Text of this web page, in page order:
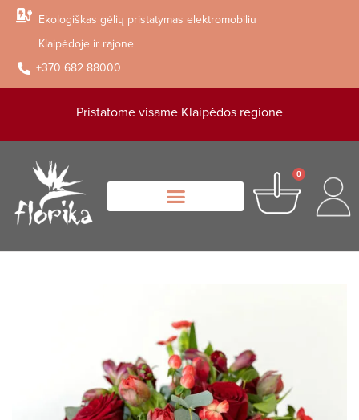
Ekologiškas gėlių pristatymas elektromobiliu
Klaipėdoje ir rajone
+370 682 88000
Pristatome visame Klaipėdos regione
0